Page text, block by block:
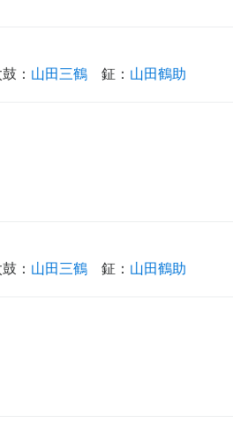
鼓 ： 山田三鶴 鉦 ： 山田鶴助
鼓 ： 山田三鶴 鉦 ： 山田鶴助